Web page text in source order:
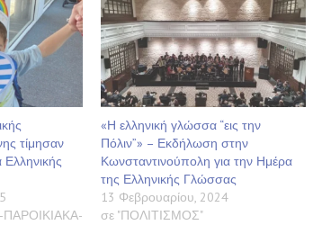
τίμησαν
«Η ελληνική γλώσσα “εις την
Πόλιν”» – Εκδήλωση στην
Κωνσταντινούπολη για την Ημέρα
της Ελληνικής Γλώσσας
13 Φεβρουαρίου, 2024
σε "ΠΟΛΙΤΙΣΜΟΣ"